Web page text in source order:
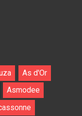
As d'Or
Asmodee